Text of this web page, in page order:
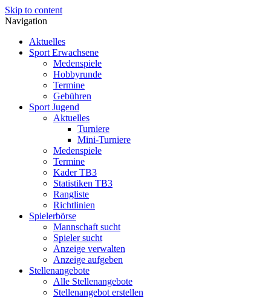
Skip to content
Navigation
Aktuelles
Sport Erwachsene
Medenspiele
Hobbyrunde
Termine
Gebühren
Sport Jugend
Aktuelles
Turniere
Mini-Turniere
Medenspiele
Termine
Kader TB3
Statistiken TB3
Rangliste
Richtlinien
Spielerbörse
Mannschaft sucht
Spieler sucht
Anzeige verwalten
Anzeige aufgeben
Stellenangebote
Alle Stellenangebote
Stellenangebot erstellen